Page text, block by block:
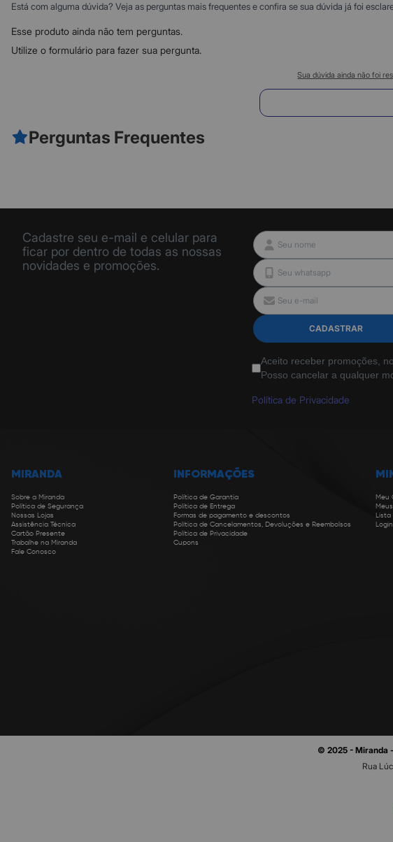
Está com alguma dúvida? Veja as perguntas mais frequentes e confira se sua dúvida já foi
Esse produto ainda não tem perguntas.
Utilize o formulário para fazer sua pergunta.
Sua dúvida ainda não foi
Perguntas Frequentes
Cadastre seu e-mail e celular para
ficar por dentro de todas as nossas
novidades e promoções.
CADASTRAR
Aceito receber promoções,
Posso cancelar a qualquer
Política de Privacidade
MIRANDA
Sobre a Miranda
Política de Segurança
Nossas Lojas
Assistência Técnica
Cartão Presente
Trabalhe na Miranda
Fale Conosco
INFORMAÇÕES
Política de Garantia
Política de Entrega
Formas de pagamento e descontos
Política de Cancelamentos, Devoluções e Reembolsos
Política de Privacidade
Cupons
Meu
Lista
© 2025 - Miranda
Rua